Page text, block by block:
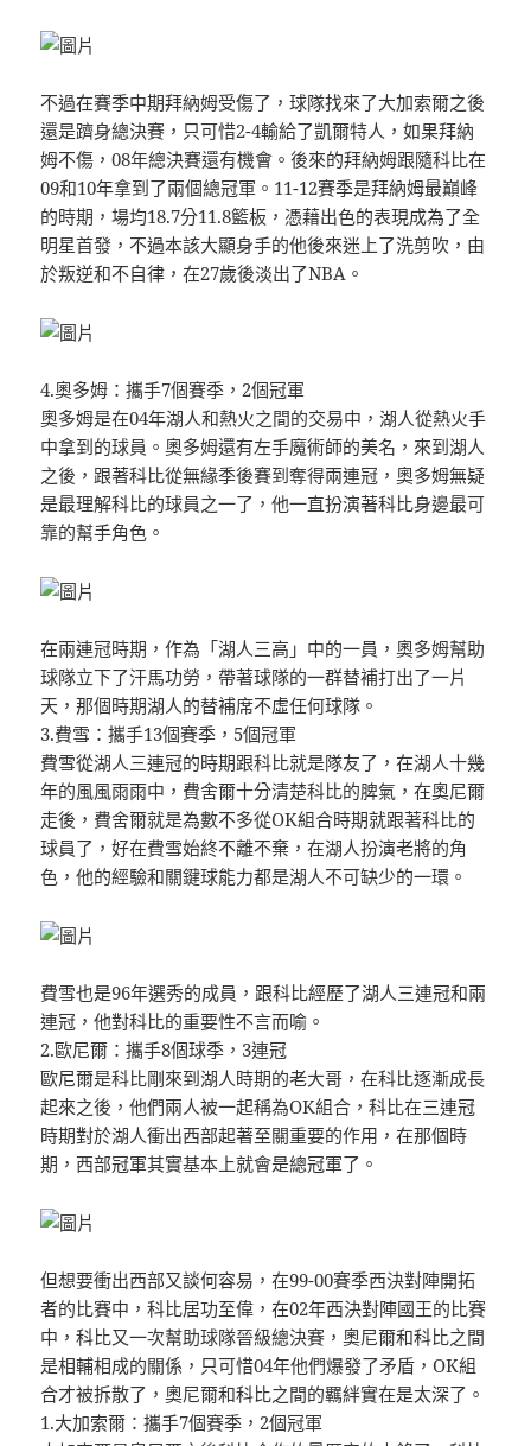
不過在賽季中期拜納姆受傷了，球隊找來了大加索爾之後
還是躋身總決賽，只可惜2-4輸給了凱爾特人，如果拜納
姆不傷，08年總決賽還有機會。後來的拜納姆跟隨科比在
09和10年拿到了兩個總冠軍。11-12賽季是拜納姆最巔峰
的時期，場均18.7分11.8籃板，憑藉出色的表現成為了全
明星首發，不過本該大顯身手的他後來迷上了洗剪吹，由
於叛逆和不自律，在27歲後淡出了NBA。
4.奧多姆：攜手7個賽季，2個冠軍
奧多姆是在04年湖人和熱火之間的交易中，湖人從熱火手
中拿到的球員。奧多姆還有左手魔術師的美名，來到湖人
之後，跟著科比從無緣季後賽到奪得兩連冠，奧多姆無疑
是最理解科比的球員之一了，他一直扮演著科比身邊最可
靠的幫手角色。
在兩連冠時期，作為「湖人三高」中的一員，奧多姆幫助
球隊立下了汗馬功勞，帶著球隊的一群替補打出了一片
天，那個時期湖人的替補席不虛任何球隊。
3.費雪：攜手13個賽季，5個冠軍
費雪從湖人三連冠的時期跟科比就是隊友了，在湖人十幾
年的風風雨雨中，費舍爾十分清楚科比的脾氣，在奧尼爾
走後，費舍爾就是為數不多從OK組合時期就跟著科比的
球員了，好在費雪始終不離不棄，在湖人扮演老將的角
色，他的經驗和關鍵球能力都是湖人不可缺少的一環。
費雪也是96年選秀的成員，跟科比經歷了湖人三連冠和兩
連冠，他對科比的重要性不言而喻。
2.歐尼爾：攜手8個球季，3連冠
歐尼爾是科比剛來到湖人時期的老大哥，在科比逐漸成長
起來之後，他們兩人被一起稱為OK組合，科比在三連冠
時期對於湖人衝出西部起著至關重要的作用，在那個時
期，西部冠軍其實基本上就會是總冠軍了。
但想要衝出西部又談何容易，在99-00賽季西決對陣開拓
者的比賽中，科比居功至偉，在02年西決對陣國王的比賽
中，科比又一次幫助球隊晉級總決賽，奧尼爾和科比之間
是相輔相成的關係，只可惜04年他們爆發了矛盾，OK組
合才被拆散了，奧尼爾和科比之間的羈絆實在是太深了。
1.大加索爾：攜手7個賽季，2個冠軍